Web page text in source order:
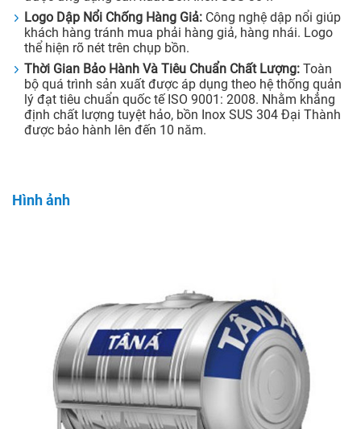
Logo Dập Nổi Chống Hàng Giả: Công nghệ dập nổi giúp
khách hàng tránh mua phải hàng giả, hàng nhái. Logo
thể hiện rõ nét trên chụp bồn.
Thời Gian Bảo Hành Và Tiêu Chuẩn Chất Lượng: Toàn
bộ quá trình sản xuất được áp dụng theo hệ thống quản
lý đạt tiêu chuẩn quốc tế ISO 9001: 2008. Nhằm khẳng
định chất lượng tuyệt hảo, bồn Inox SUS 304 Đại Thành
được bảo hành lên đến 10 năm.
Hình ảnh